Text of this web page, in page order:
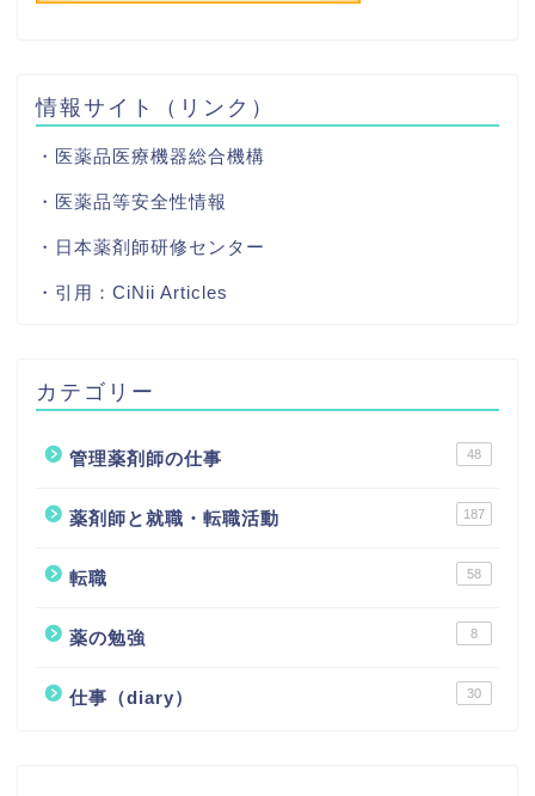
情報サイト（リンク）
・医薬品医療機器総合機構
・医薬品等安全性情報
・日本薬剤師研修センター
・引用： CiNii Articles
カテゴリー
管理薬剤師の仕事 48
薬剤師と就職・転職活動 187
転職 58
薬の勉強 8
仕事（diary） 30